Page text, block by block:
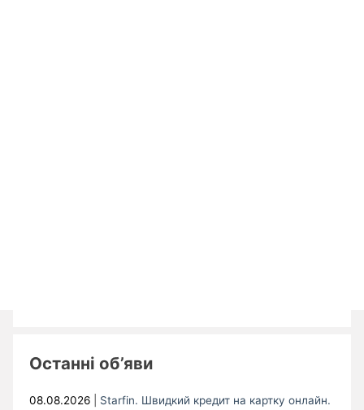
Останні об’яви
08.08.2026 Starfin. Швидкий кредит на картку онлайн.